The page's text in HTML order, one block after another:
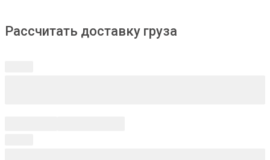
Рассчитать доставку груза